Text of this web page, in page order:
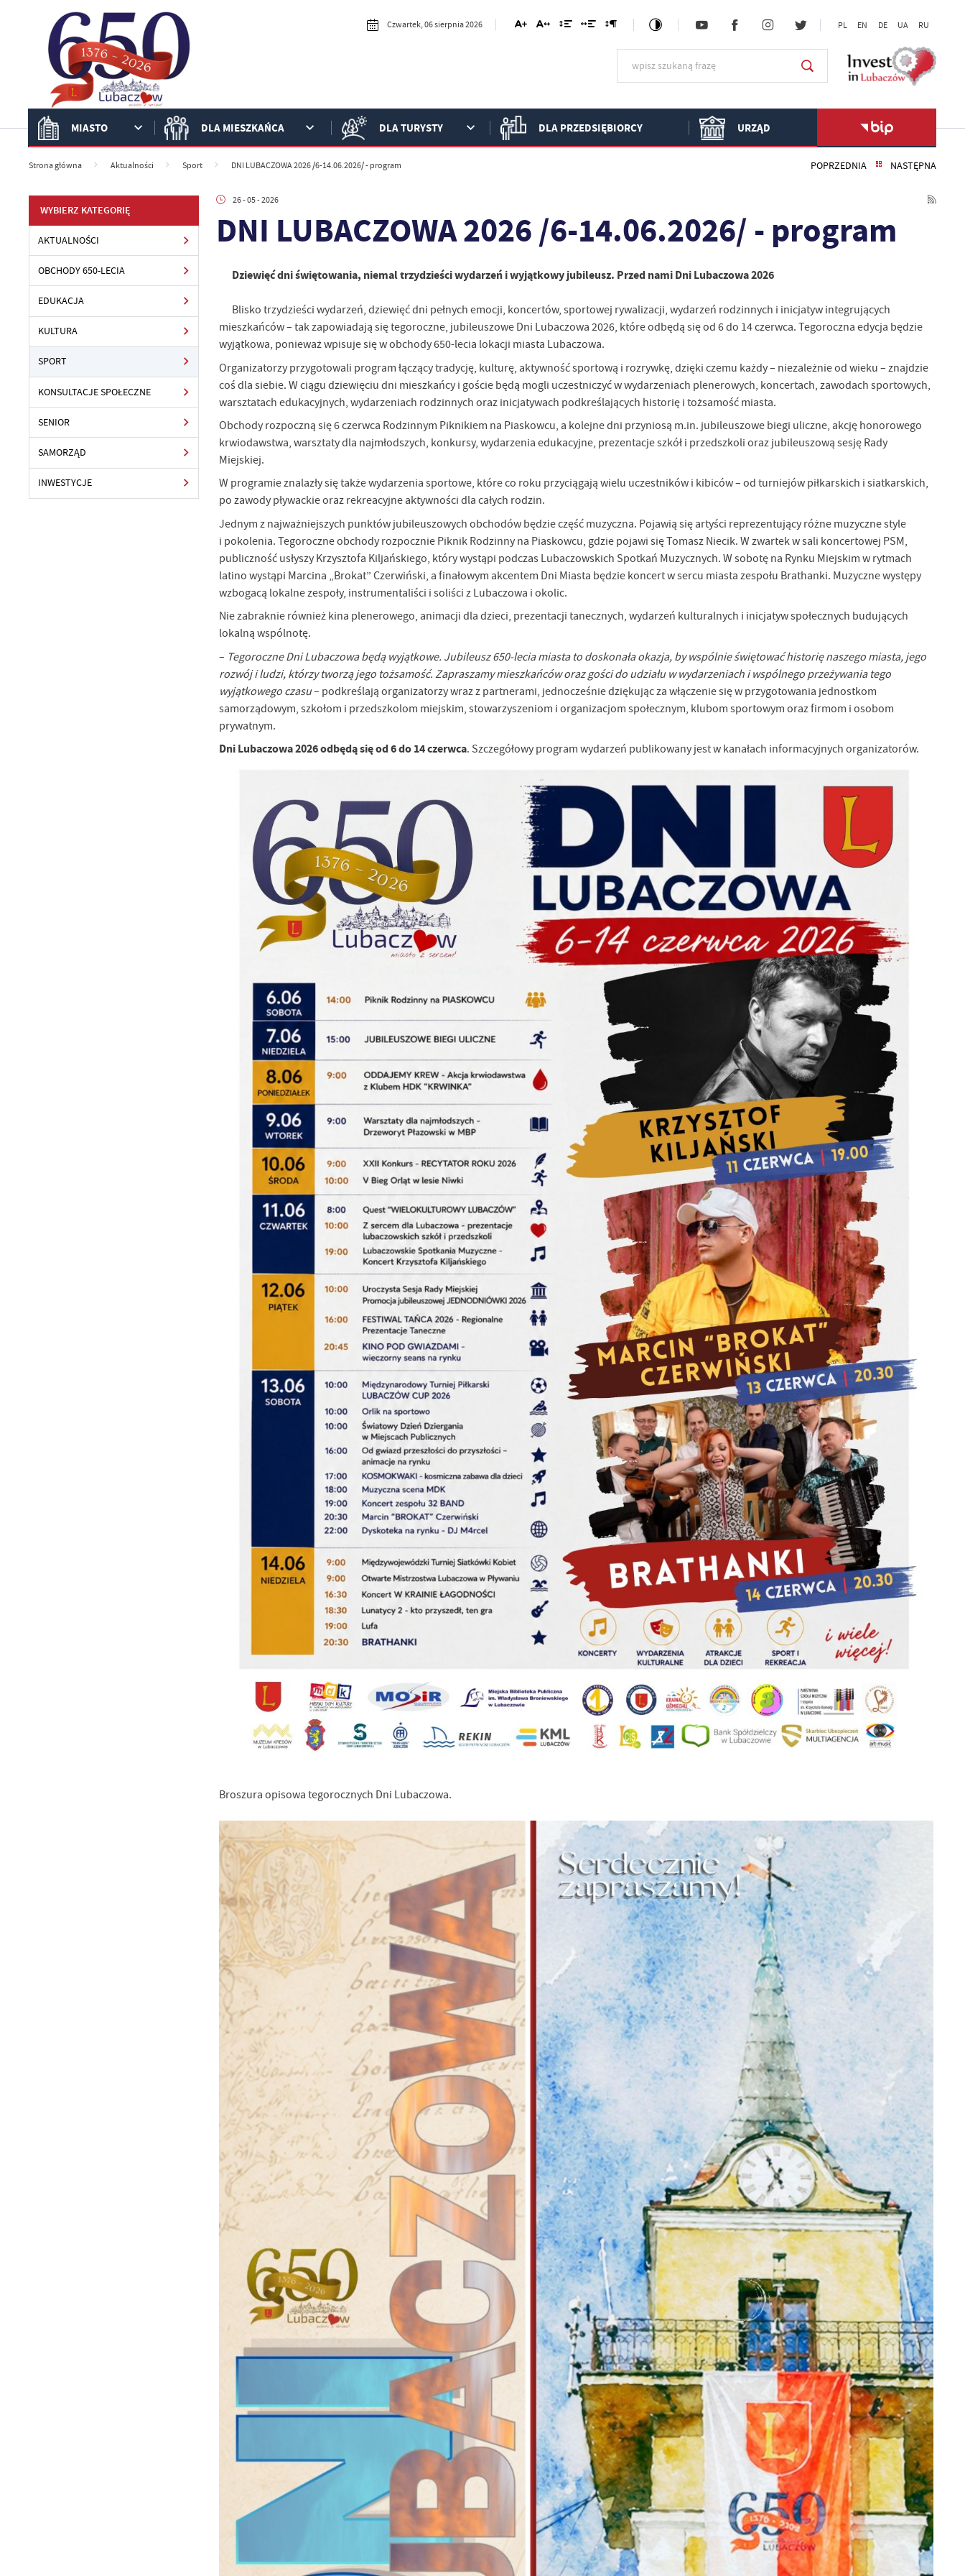
Czwartek, 06 sierpnia 2026 PL EN DE UA RU
MIASTO DLA MIESZKAŃCA DLA TURYSTY DLA PRZEDSIĘBIORCY URZĄD
Strona główna Aktualności Sport DNI LUBACZOWA 2026 /6-14.06.2026/ - program POPRZEDNIA NASTĘPNA
WYBIERZ KATEGORIĘ
AKTUALNOŚCI
OBCHODY 650-LECIA
EDUKACJA
KULTURA
SPORT
KONSULTACJE SPOŁECZNE
SENIOR
SAMORZĄD
INWESTYCJE
26 - 05 - 2026
DNI LUBACZOWA 2026 /6-14.06.2026/ - program
Dziewięć dni świętowania, niemal trzydzieści wydarzeń i wyjątkowy jubileusz. Przed nami Dni Lubaczowa 2026
Blisko trzydzieści wydarzeń, dziewięć dni pełnych emocji, koncertów, sportowej rywalizacji, wydarzeń rodzinnych i inicjatyw integrujących
mieszkańców – tak zapowiadają się tegoroczne, jubileuszowe Dni Lubaczowa 2026, które odbędą się od 6 do 14 czerwca. Tegoroczna edycja będzie
wyjątkowa, ponieważ wpisuje się w obchody 650-lecia lokacji miasta Lubaczowa.
Organizatorzy przygotowali program łączący tradycję, kulturę, aktywność sportową i rozrywkę, dzięki czemu każdy – niezależnie od wieku – znajdzie
coś dla siebie. W ciągu dziewięciu dni mieszkańcy i goście będą mogli uczestniczyć w wydarzeniach plenerowych, koncertach, zawodach sportowych,
warsztatach edukacyjnych, wydarzeniach rodzinnych oraz inicjatywach podkreślających historię i tożsamość miasta.
Obchody rozpoczną się 6 czerwca Rodzinnym Piknikiem na Piaskowcu, a kolejne dni przyniosą m.in. jubileuszowe biegi uliczne, akcję honorowego
krwiodawstwa, warsztaty dla najmłodszych, konkursy, wydarzenia edukacyjne, prezentacje szkół i przedszkoli oraz jubileuszową sesję Rady
Miejskiej.
W programie znalazły się także wydarzenia sportowe, które co roku przyciągają wielu uczestników i kibiców – od turniejów piłkarskich i siatkarskich,
po zawody pływackie oraz rekreacyjne aktywności dla całych rodzin.
Jednym z najważniejszych punktów jubileuszowych obchodów będzie część muzyczna. Pojawią się artyści reprezentujący różne muzyczne style
i pokolenia. Tegoroczne obchody rozpocznie Piknik Rodzinny na Piaskowcu, gdzie pojawi się Tomasz Niecik. W zwartek w sali koncertowej PSM,
publiczność usłyszy Krzysztofa Kiljańskiego, który wystąpi podczas Lubaczowskich Spotkań Muzycznych. W sobotę na Rynku Miejskim w rytmach
latino wystąpi Marcina „Brokat” Czerwiński, a finałowym akcentem Dni Miasta będzie koncert w sercu miasta zespołu Brathanki. Muzyczne występy
wzbogacą lokalne zespoły, instrumentaliści i soliści z Lubaczowa i okolic.
Nie zabraknie również kina plenerowego, animacji dla dzieci, prezentacji tanecznych, wydarzeń kulturalnych i inicjatyw społecznych budujących
lokalną wspólnotę.
– Tegoroczne Dni Lubaczowa będą wyjątkowe. Jubileusz 650-lecia miasta to doskonała okazja, by wspólnie świętować historię naszego miasta, jego
rozwój i ludzi, którzy tworzą jego tożsamość. Zapraszamy mieszkańców oraz gości do udziału w wydarzeniach i wspólnego przeżywania tego
wyjątkowego czasu– podkreślają organizatorzy wraz z partnerami, jednocześnie dziękując za włączenie się w przygotowania jednostkom
samorządowym, szkołom i przedszkolom miejskim, stowarzyszeniom i organizacjom społecznym, klubom sportowym oraz firmom i osobom
prywatnym.
Dni Lubaczowa 2026 odbędą się od 6 do 14 czerwca. Szczegółowy program wydarzeń publikowany jest w kanałach informacyjnych organizatorów.
Broszura opisowa tegorocznych Dni Lubaczowa.